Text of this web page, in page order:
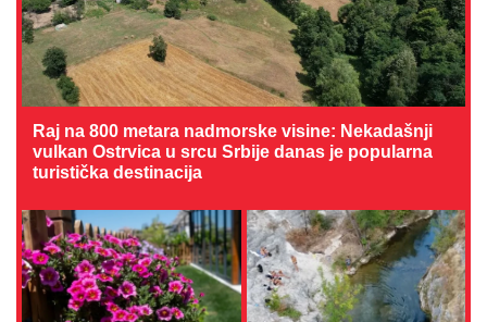
Raj na 800 metara nadmorske visine: Nekadašnji
vulkan Ostrvica u srcu Srbije danas je popularna
turistička destinacija